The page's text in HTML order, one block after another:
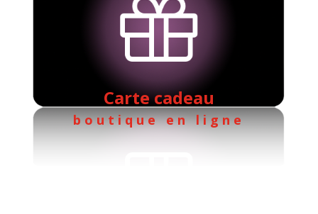
Carte cadeau
boutique en ligne